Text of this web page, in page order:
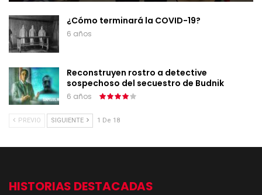
¿Cómo terminará la COVID-19?
6 años
Reconstruyen rostro a detective
sospechoso del secuestro de Budnik
6 años
PREVIO SIGUIENTE 1 De 18
HISTORIAS DESTACADAS